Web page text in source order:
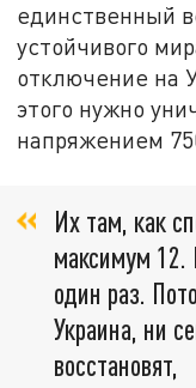
единственный
устойчивого
отключение на
этого нужно
напряжением
Их там, как
максимум 12.
один раз.
Украина, ни
восстановят,